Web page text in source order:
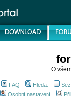
O
FAQ Hledat
Osobní nastavení